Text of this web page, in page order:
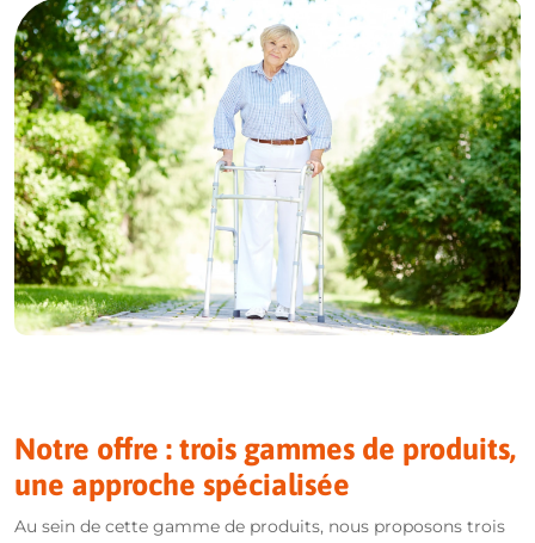
Notre offre : trois gammes de produits,
une approche spécialisée
Au sein de cette gamme de produits, nous proposons trois